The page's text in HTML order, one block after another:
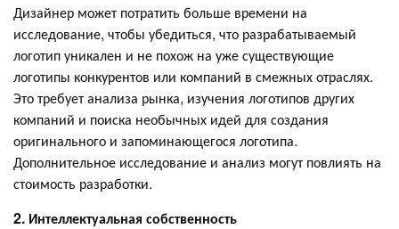
Дизайнер может потратить больше времени на
исследование, чтобы убедиться, что разрабатываемый
логотип уникален и не похож на уже существующие
логотипы конкурентов или компаний в смежных отраслях.
Это требует анализа рынка, изучения логотипов других
компаний и поиска необычных идей для создания
оригинального и запоминающегося логотипа.
Дополнительное исследование и анализ могут повлиять на
стоимость разработки.
2. Интеллектуальная собственность